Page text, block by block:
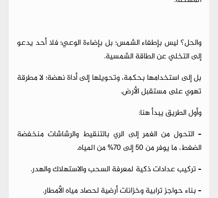
والحل؟ ليس بإطفاء الشمس؛ بل بإضاءة الوعي؛ فلا أحد يدعو
إلى التخلي عن الطاقة الشمسية.
بل إلى استخدامها بحكمة، وتحويلها إلى أداة نهضة؛ لا مطرقة
تهوي على مستقبل الأرض.
وأول الطريق يبدأ هنا:
– التحول من الغمر إلى الري بالتنقيط والرشاشات منخفضة
الضغط، ما يوفر من 50 إلى 70% من المياه.
– تركيب عدادات ذكية لمعرفة السحب والاستهلاك والهدر.
– بناء حواجز ترابية وخزانات أرضية لحصاد مياه الأمطار.